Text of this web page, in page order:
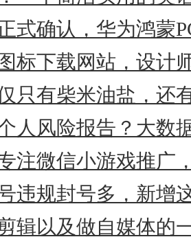
式确认，华为鸿蒙
标下载网站，设计
只有柴米油盐，还
人风险报告？大数
注微信小游戏推广
违规封号多，新增
辑以及做自媒体的